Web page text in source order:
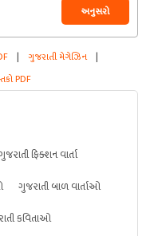
અનુસરો
| ગુજરાતી મેગેઝિન |
PDF
ફિક્શન વાર્તા
ગુજરાતી બાળ વાર્તાઓ
કવિતાઓ